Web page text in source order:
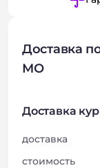
Доставка
МО
Доставка
доставка
стоимость